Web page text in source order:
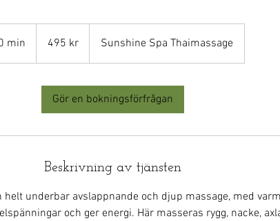
min
0
kronor495 kr Sunshine Spa Thaimassage
Gör en bokningsförfrågan
Beskrivning av tjänsten
helt underbar avslappnande och djup massage, med
och ger energi. Här masseras rygg, nacke,